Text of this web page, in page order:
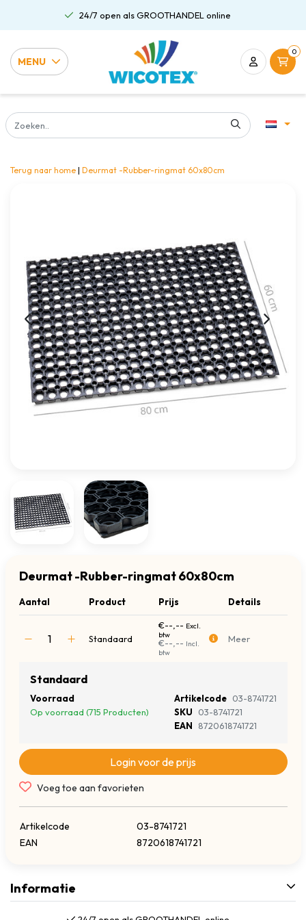
24/7 open als GROOTHANDEL online
MENU
0
Terug naar home | Deurmat -Rubber-ringmat 60x80cm
Deurmat -Rubber-ringmat 60x80cm
Aantal Product Prijs Details
Standaard
€--,-- Excl.
btw
€--,-- Incl.
btw
Meer
Standaard
Voorraad
Op voorraad (715 Producten)
Artikelcode 03-8741721
SKU
03-8741721
EAN
8720618741721
Login voor de prijs
Voeg toe aan favorieten
Artikelcode
03-8741721
EAN
8720618741721
Informatie